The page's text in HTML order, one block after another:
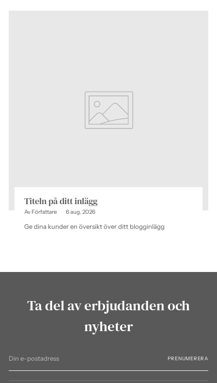
Titeln på ditt inlägg
Av Författare 6 aug. 2026
Ge dina kunder en översikt över ditt blogginlägg
Ta del av erbjudanden och
nyheter
e-
postadress
PRENUMERERA